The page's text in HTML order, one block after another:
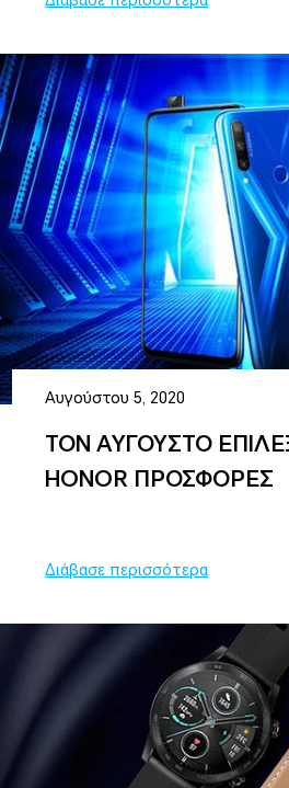
Αυγούστου 5, 2020
ΤΟΝ ΑΥΓΟΥΣΤΟ
HONOR ΠΡΟΣΦΟΡΕΣ
Διάβασε περισσότερα